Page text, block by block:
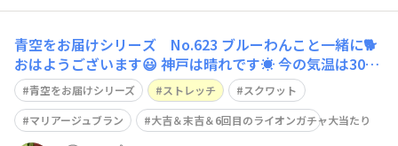
青空をお届けシリーズ No.623 ブルーわんこと一緒に🐕
おはようございます😃 神戸は晴れです☀️ 今の気温は30
度、予想最高気温は35度です🥵 今日のストレッチは、難
易度⭐️⭐️⭐️⭐️ バウンドスクワットです。 骨盤を立てて、下
腹を引き上げて背筋を伸ばします。 脚を腰幅より少し広
めに広げ、
青空をお届けシリーズ ストレッチ
スクワット
マリアージュブラン
大吉＆末吉＆6回目のライオンガチャ大当たり